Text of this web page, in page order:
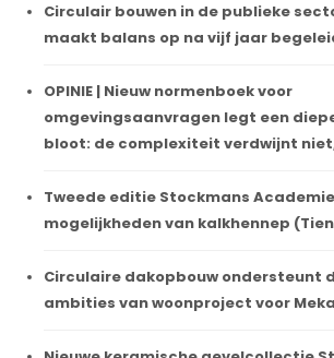
Circulair bouwen in de publieke
maakt balans op na vijf jaar
OPINIE | Nieuw normenboek voor
omgevingsaanvragen legt een
bloot: de complexiteit verdwijnt
Tweede editie Stockmans
mogelijkheden van kalkhennep
Circulaire dakopbouw ondersteunt
ambities van woonproject voor